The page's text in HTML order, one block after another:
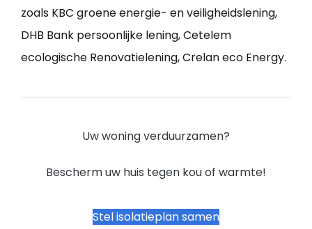
zoals KBC groene energie- en veiligheidslening,
DHB Bank persoonlijke lening, Cetelem
ecologische Renovatielening, Crelan eco Energy.
Uw woning verduurzamen?
Bescherm uw huis tegen kou of warmte!
Stel isolatieplan samen